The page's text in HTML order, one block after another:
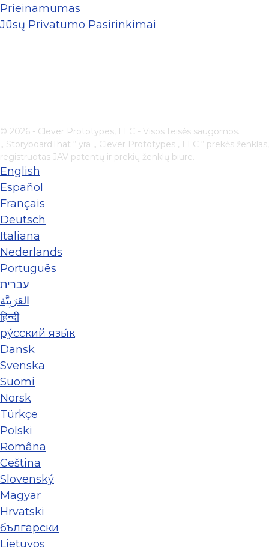
Prieinamumas
Jūsų Privatumo Pasirinkimai
© 2026 - Clever Prototypes, LLC - Visos teisės saugomos.
„ StoryboardThat “ yra „ Clever Prototypes , LLC “ prekės ženklas,
registruotas JAV patentų ir prekių ženklų biure.
English
Español
Français
Deutsch
Italiana
Nederlands
Português
עברית
العَرَبِيَّة
हिन्दी
ру́сский язы́к
Dansk
Svenska
Suomi
Norsk
Türkçe
Polski
Româna
Ceština
Slovenský
Magyar
Hrvatski
български
Lietuvos